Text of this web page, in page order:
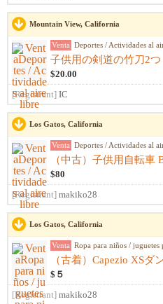
Mountain View, California
Venta Deportes / Actividades al
子供用の剣道の竹刀2つ
$20.00
[Registrant] IC
Los Gatos, California
Venta Deportes / Actividades al
（中古）子供用自転車
$80
[Registrant] makiko28
Los Gatos, California
Venta Ropa para niños / juguetes
（古着）Capezio XSダ
$５
[Registrant] makiko28